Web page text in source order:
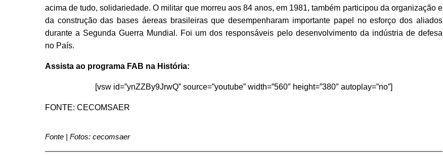
acima de tudo, solidariedade. O militar que morreu aos 84 anos, em 1981, também participou da organização e
da construção das bases áereas brasileiras que desempenharam importante papel no esforço dos aliados
durante a Segunda Guerra Mundial. Foi um dos responsáveis pelo desenvolvimento da indústria de defesa
no País.
Assista ao programa FAB na História:
[vsw id=”ynZZBy9JrwQ” source=”youtube” width=”560″ height=”380″ autoplay=”no”]
FONTE: CECOMSAER
Fonte | Fotos: cecomsaer